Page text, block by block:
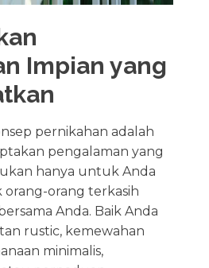
Impian yang
pernikahan adalah
pengalaman yang
hanya untuk Anda
orang terkasih
Anda. Baik Anda
rustic, kemewahan
minimalis,